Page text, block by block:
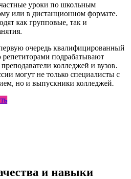
уроки по школьным
или в дистанционном формате.
как групповые, так и
очередь квалифицированный
репетиторами подрабатывают
колледжей и вузов.
могут не только специалисты с
но и выпускники колледжей.
и навыки